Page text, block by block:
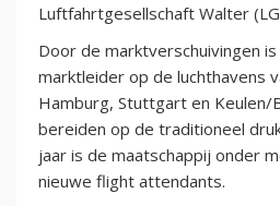
Luftfahrtgesellschaft Walter
Door de marktverschuivingen
marktleider op de luchthavens
Hamburg, Stuttgart en Keulen/
bereiden op de traditioneel
jaar is de maatschappij onder
nieuwe flight attendants.